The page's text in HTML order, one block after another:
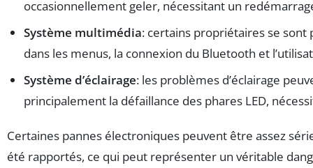
occasionnellement geler, nécessitant un
Système multimédia: certains propriétaires se sont
dans les menus, la connexion du Bluetooth et
Système d’éclairage: les problèmes d’éclairage
principalement la défaillance des phares LED,
Certaines pannes électroniques peuvent être assez
été rapportés, ce qui peut représenter un véritable